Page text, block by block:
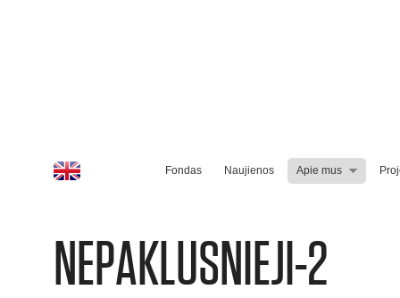
Fondas Naujienos Apie mus
NEPAKLUSNIEJI-2